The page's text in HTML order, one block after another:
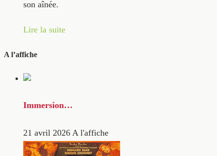
son aînée.
Lire la suite
A l’affiche
Immersion…
21 avril 2026 A l'affiche